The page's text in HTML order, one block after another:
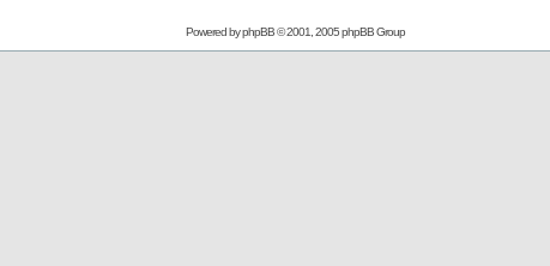
Powered byphpBB© 2001, 2005 phpBB Group